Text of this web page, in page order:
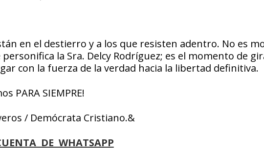
en el destierro y a los que resisten adentro. No es
la Sra. Delcy Rodríguez; es el momento de
con la fuerza de la verdad hacia la libertad definitiva.
PARA SIEMPRE!
/ Demócrata Cristiano.&
DE WHATSAPP